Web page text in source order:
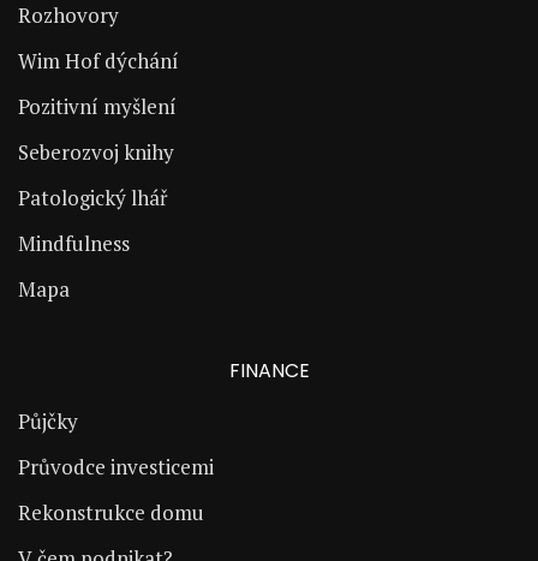
Rozhovory
Wim Hof dýchání
Pozitivní myšlení
Seberozvoj knihy
Patologický lhář
Mindfulness
Mapa
FINANCE
Půjčky
Průvodce investicemi
Rekonstrukce domu